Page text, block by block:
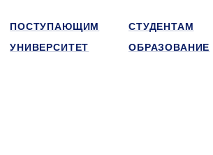
ПОСТУПАЮЩИМ СТУДЕНТАМ
УНИВЕРСИТЕТ
ОБРАЗОВАНИЕ